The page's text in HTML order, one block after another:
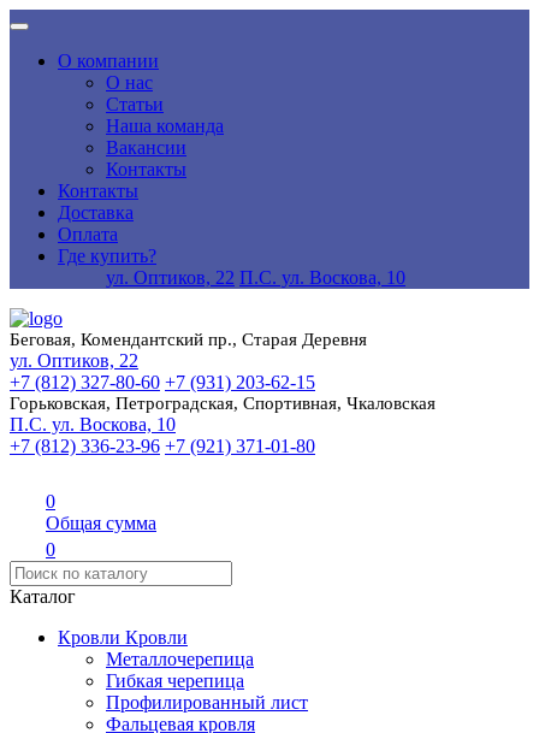
О компании
О нас
Статьи
Наша команда
Вакансии
Контакты
Контакты
Доставка
Оплата
Где купить?
ул. Оптиков, 22 П.С. ул. Воскова, 10
Беговая, Комендантский пр., Старая Деревня
ул. Оптиков, 22
+7 (812) 327-80-60 +7 (931) 203-62-15
Горьковская, Петроградская, Спортивная, Чкаловская
П.С. ул. Воскова, 10
+7 (812) 336-23-96 +7 (921) 371-01-80
0
Общая сумма
0
Каталог
Кровли Кровли
Металлочерепица
Гибкая черепица
Профилированный лист
Фальцевая кровля